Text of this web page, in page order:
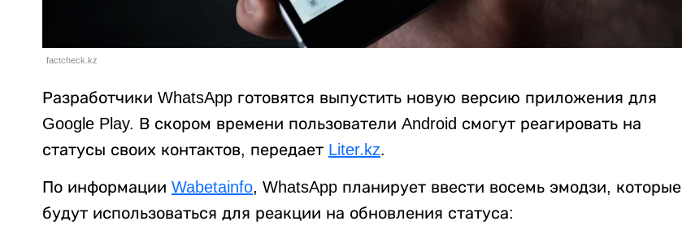
factcheck.kz
Разработчики WhatsApp готовятся выпустить новую версию приложения для
Google Play. В скором времени пользователи Android смогут реагировать на
статусы своих контактов, передает Liter.kz.
По информации Wabetainfo, WhatsApp планирует ввести восемь эмодзи, которые
будут использоваться для реакции на обновления статуса: